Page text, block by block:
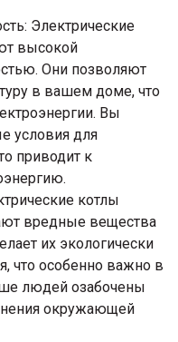
Электрические
высокой
Они позволяют
в вашем доме, что
Вы
условия для
приводит к
котлы
вредные вещества
их экологически
что особенно важно в
людей озабочены
окружающей